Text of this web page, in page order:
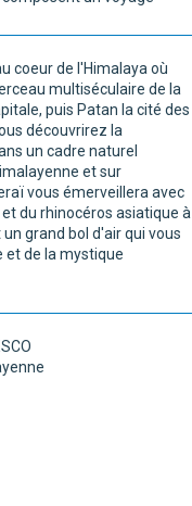
coeur de l'Himalaya où
multiséculaire de la
puis Patan la cité des
découvrirez la
un cadre naturel
et sur
vous émerveillera avec
du rhinocéros asiatique à
grand bol d'air qui vous
et de la mystique